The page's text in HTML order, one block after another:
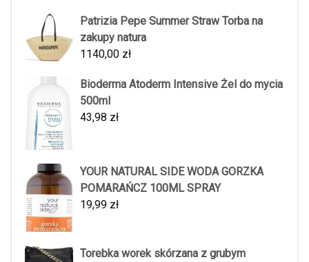
Patrizia Pepe Summer Straw Torba na
zakupy natura
1140,00 zł
Bioderma Atoderm Intensive Żel do mycia
500ml
43,98 zł
YOUR NATURAL SIDE WODA GORZKA
POMARAŃCZ 100ML SPRAY
19,99 zł
Torebka worek skórzana z grubym